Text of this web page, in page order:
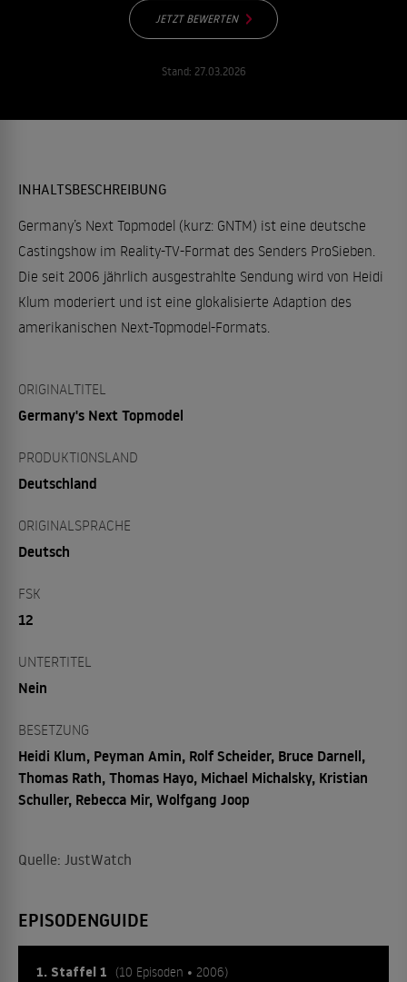
JETZT BEWERTEN
Stand: 27.03.2026
INHALTSBESCHREIBUNG
Germany’s Next Topmodel (kurz: GNTM) ist eine deutsche
Castingshow im Reality-TV-Format des Senders ProSieben.
Die seit 2006 jährlich ausgestrahlte Sendung wird von Heidi
Klum moderiert und ist eine glokalisierte Adaption des
amerikanischen Next-Topmodel-Formats.
ORIGINALTITEL
Germany's Next Topmodel
PRODUKTIONSLAND
Deutschland
ORIGINALSPRACHE
Deutsch
FSK
12
UNTERTITEL
Nein
BESETZUNG
Heidi Klum, Peyman Amin, Rolf Scheider, Bruce Darnell,
Thomas Rath, Thomas Hayo, Michael Michalsky, Kristian
Schuller, Rebecca Mir, Wolfgang Joop
Quelle: JustWatch
EPISODENGUIDE
1. Staffel 1 (10 Episoden • 2006)